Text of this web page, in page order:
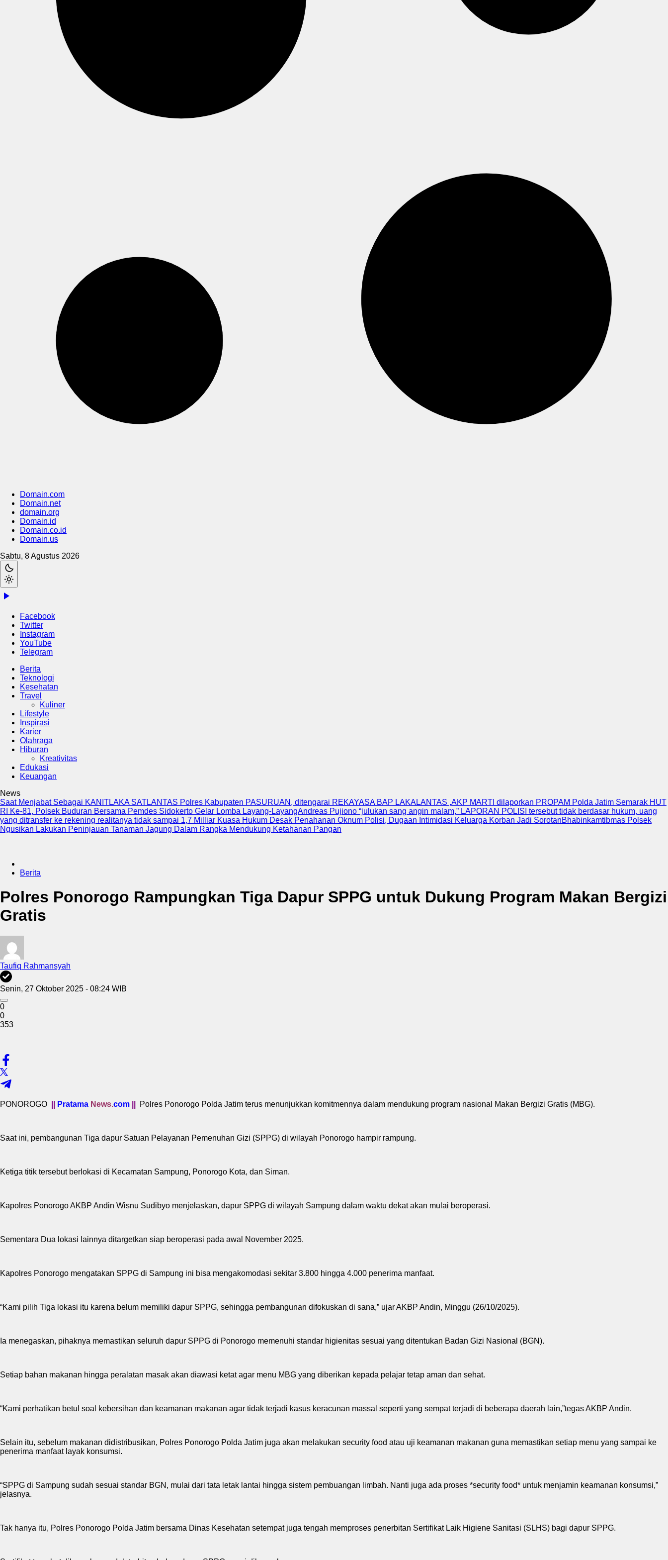
Domain.com
Domain.net
domain.org
Domain.id
Domain.co.id
Domain.us
Sabtu, 8 Agustus 2026
Facebook
Twitter
Instagram
YouTube
Telegram
Berita
Teknologi
Kesehatan
Travel
Kuliner
Lifestyle
Inspirasi
Karier
Olahraga
Hiburan
Kreativitas
Edukasi
Keuangan
News
Saat Menjabat Sebagai KANITLAKA SATLANTAS Polres Kabupaten PASURUAN, ditengarai REKAYASA BAP LAKALANTAS ,AKP MARTI dilaporkan PROPAM Polda Jatim Semarak HUT
RI Ke-81, Polsek Buduran Bersama Pemdes Sidokerto Gelar Lomba Layang-LayangAndreas Pujiono “julukan sang angin malam,” LAPORAN POLISI tersebut tidak berdasar hukum, uang
yang ditransfer ke rekening realitanya tidak sampai 1,7 Milliar Kuasa Hukum Desak Penahanan Oknum Polisi, Dugaan Intimidasi Keluarga Korban Jadi SorotanBhabinkamtibmas Polsek
Ngusikan Lakukan Peninjauan Tanaman Jagung Dalam Rangka Mendukung Ketahanan Pangan
Berita
Polres Ponorogo Rampungkan Tiga Dapur SPPG untuk Dukung Program Makan Bergizi
Gratis
Taufiq Rahmansyah
Senin, 27 Oktober 2025 - 08:24 WIB
0
0
353
PONOROGO Pratama News.com Polres Ponorogo Polda Jatim terus menunjukkan komitmennya dalam mendukung program nasional Makan Bergizi Gratis (MBG).
Saat ini, pembangunan Tiga dapur Satuan Pelayanan Pemenuhan Gizi (SPPG) di wilayah Ponorogo hampir rampung.
Ketiga titik tersebut berlokasi di Kecamatan Sampung, Ponorogo Kota, dan Siman.
Kapolres Ponorogo AKBP Andin Wisnu Sudibyo menjelaskan, dapur SPPG di wilayah Sampung dalam waktu dekat akan mulai beroperasi.
Sementara Dua lokasi lainnya ditargetkan siap beroperasi pada awal November 2025.
Kapolres Ponorogo mengatakan SPPG di Sampung ini bisa mengakomodasi sekitar 3.800 hingga 4.000 penerima manfaat.
“Kami pilih Tiga lokasi itu karena belum memiliki dapur SPPG, sehingga pembangunan difokuskan di sana,” ujar AKBP Andin, Minggu (26/10/2025).
Ia menegaskan, pihaknya memastikan seluruh dapur SPPG di Ponorogo memenuhi standar higienitas sesuai yang ditentukan Badan Gizi Nasional (BGN).
Setiap bahan makanan hingga peralatan masak akan diawasi ketat agar menu MBG yang diberikan kepada pelajar tetap aman dan sehat.
“Kami perhatikan betul soal kebersihan dan keamanan makanan agar tidak terjadi kasus keracunan massal seperti yang sempat terjadi di beberapa daerah lain,”tegas AKBP Andin.
Selain itu, sebelum makanan didistribusikan, Polres Ponorogo Polda Jatim juga akan melakukan security food atau uji keamanan makanan guna memastikan setiap menu yang sampai ke
penerima manfaat layak konsumsi.
“SPPG di Sampung sudah sesuai standar BGN, mulai dari tata letak lantai hingga sistem pembuangan limbah. Nanti juga ada proses *security food* untuk menjamin keamanan konsumsi,”
jelasnya.
Tak hanya itu, Polres Ponorogo Polda Jatim bersama Dinas Kesehatan setempat juga tengah memproses penerbitan Sertifikat Laik Higiene Sanitasi (SLHS) bagi dapur SPPG.